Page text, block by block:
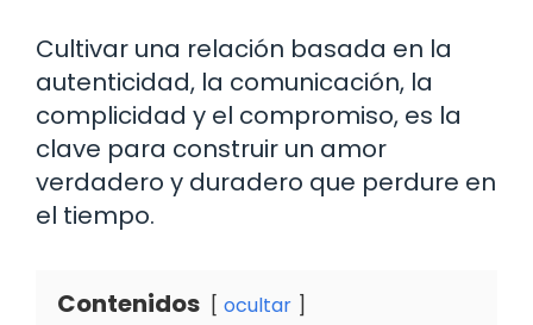
Cultivar una relación basada en la
autenticidad, la comunicación, la
complicidad y el compromiso, es la
clave para construir un amor
verdadero y duradero que perdure en
el tiempo.
Contenidos ocultar